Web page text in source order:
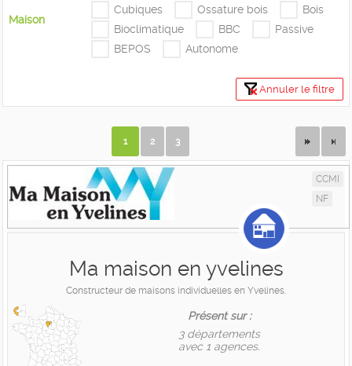
Maison
Cubiques
Ossature bois
Bois
Bioclimatique
BBC
Passive
BEPOS
Autonome
Annuler le filtre
1 2 3
CCMI
NF
Ma maison en yvelines
Constructeur de maisons individuelles en Yvelines.
Présent sur :
3 départements
avec 1 agences.